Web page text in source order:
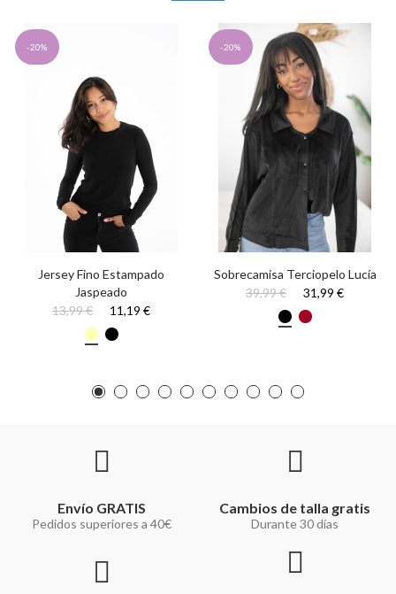
-20%
Jersey Fino Estampado
Jaspeado
13,99 €
11,19 €
-20%
Sobrecamisa Terciopelo Lucía
39,99 €
31,99 €
Envío GRATIS
Pedidos superiores a 40€
Cambios de talla gratis
Durante 30 días